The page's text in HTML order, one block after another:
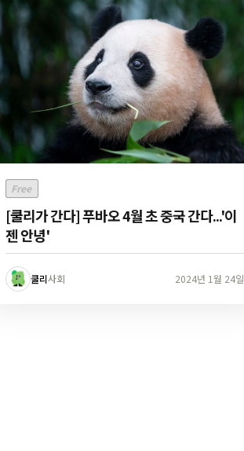
Free
[쿨리가 간다] 푸바오 4월 초 중국 간다...'이
젠 안녕'
쿨리사회 2024년 1월 24일